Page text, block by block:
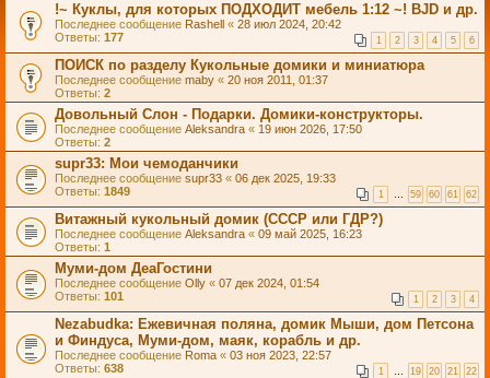
!~ Куклы, для которых ПОДХОДИТ мебель 1:12 ~! BJD и др.
Последнее сообщение Rashell « 28 июл 2024, 20:42
Ответы: 177 1 2 3 4 5 6
ПОИСК по разделу Кукольные домики и миниатюра
Последнее сообщение maby « 20 ноя 2011, 01:37
Ответы: 2
Довольный Слон - Подарки. Домики-конструкторы.
Последнее сообщение Aleksandra « 19 июн 2026, 17:50
Ответы: 2
supr33: Мои чемоданчики
Последнее сообщение supr33 « 06 дек 2025, 19:33
Ответы: 1849 1 … 59 60 61 62
Витажный кукольный домик (СССР или ГДР?)
Последнее сообщение Aleksandra « 09 май 2025, 16:23
Ответы: 1
Муми-дом ДеаГостини
Последнее сообщение Olly « 07 дек 2024, 01:54
Ответы: 101 1 2 3 4
Nezabudka: Ежевичная поляна, домик Мыши, дом Петсона
и Финдуса, Муми-дом, маяк, корабль и др.
Последнее сообщение Roma « 03 ноя 2023, 22:57
Ответы: 638 1 … 19 20 21 22